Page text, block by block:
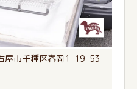
屋市千種区春岡1-19-53